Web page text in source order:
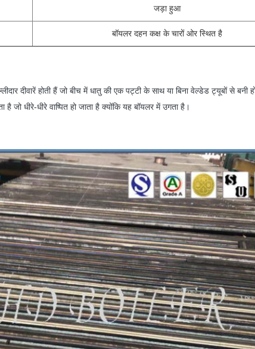
जड़ा हुआ
बॉयलर दहन कक्ष के चारों ओर स्थित है
दीवारें होती हैं जो बीच में धातु की एक पट्टी के साथ या बिना वेल्डेड ट्यूबों से
है जो धीरे-धीरे वाष्पित हो जाता है क्योंकि यह बॉयलर में उगता है।